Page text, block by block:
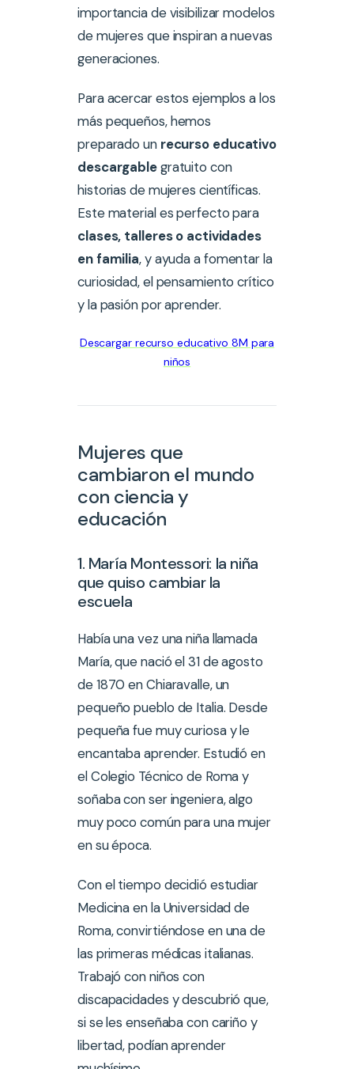
importancia de visibilizar modelos
de mujeres que inspiran a nuevas
generaciones.
Para acercar estos ejemplos a los
más pequeños, hemos
preparado un recurso educativo
descargablegratuito con
historias de mujeres científicas.
Este material es perfecto para
clases, talleres o actividades
en familia, y ayuda a fomentar la
curiosidad, el pensamiento crítico
y la pasión por aprender.
Descargar recurso educativo 8M para
niños
Mujeres que
cambiaron el mundo
con ciencia y
educación
1. María Montessori: la niña
que quiso cambiar la
escuela
Había una vez una niña llamada
María, que nació el 31 de agosto
de 1870 en Chiaravalle, un
pequeño pueblo de Italia. Desde
pequeña fue muy curiosa y le
encantaba aprender. Estudió en
el Colegio Técnico de Roma y
soñaba con ser ingeniera, algo
muy poco común para una mujer
en su época.
Con el tiempo decidió estudiar
Medicina en la Universidad de
Roma, convirtiéndose en una de
las primeras médicas italianas.
Trabajó con niños con
discapacidades y descubrió que,
si se les enseñaba con cariño y
libertad, podían aprender